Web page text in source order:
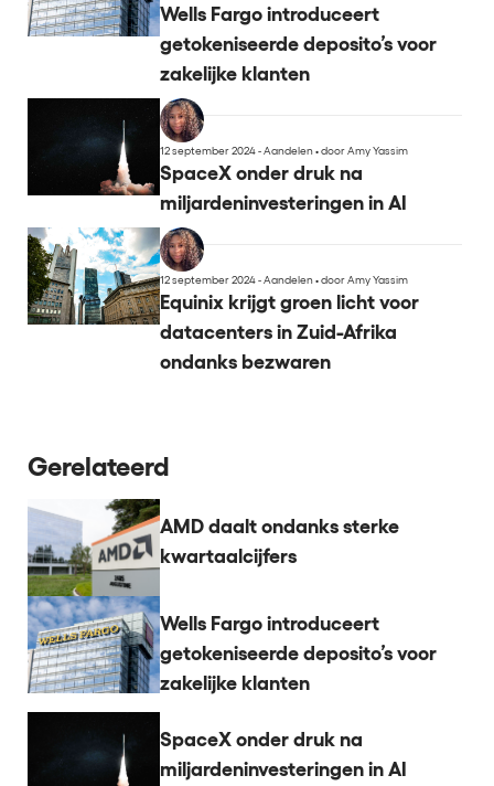
Wells Fargo introduceert
getokeniseerde deposito’s voor
zakelijke klanten
12 september 2024 - Aandelen•door Amy Yassim
SpaceX onder druk na
miljardeninvesteringen in AI
12 september 2024 - Aandelen•door Amy Yassim
Equinix krijgt groen licht voor
datacenters in Zuid-Afrika
ondanks bezwaren
Gerelateerd
AMD daalt ondanks sterke
kwartaalcijfers
Wells Fargo introduceert
getokeniseerde deposito’s voor
zakelijke klanten
SpaceX onder druk na
miljardeninvesteringen in AI